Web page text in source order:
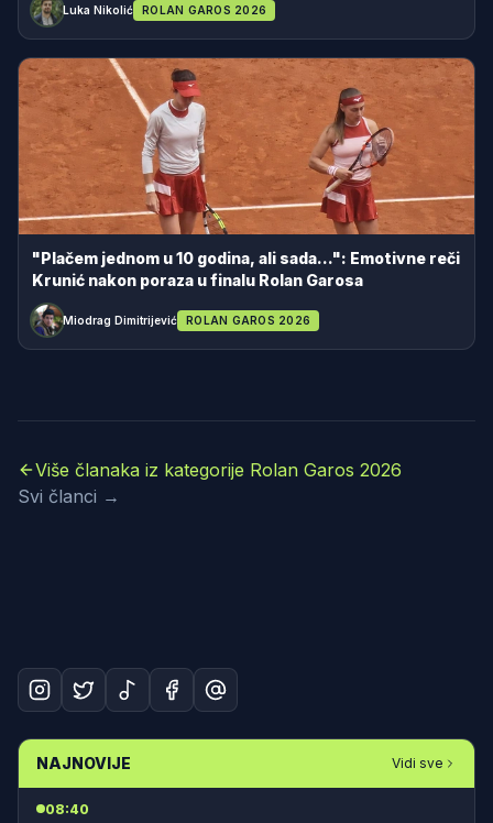
Luka Nikolić ROLAN GAROS 2026
"Plačem jednom u 10 godina, ali sada...": Emotivne reči
Krunić nakon poraza u finalu Rolan Garosa
Miodrag Dimitrijević ROLAN GAROS 2026
Više članaka iz kategorije Rolan Garos 2026
Svi članci →
NAJNOVIJE Vidi sve
08:40